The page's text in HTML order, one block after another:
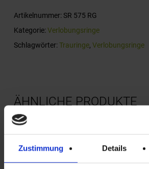
Zustimmung Details
Artikelnummer: SR 575 RG
Kategorie: Verlobungsringe
Schlagwörter: Trauringe, Verlobungsringe
ÄHNLICHE PRODUKTE